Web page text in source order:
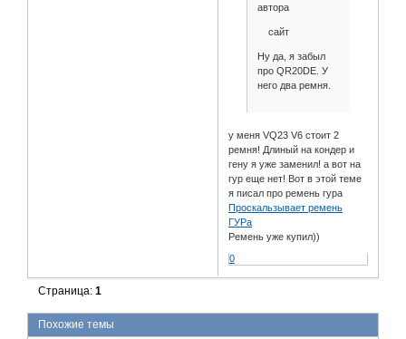
автора
сайт
Ну да, я забыл
про QR20DE. У
него два ремня.
у меня VQ23 V6 стоит 2
ремня! Длиный на кондер и
гену я уже заменил! а вот на
гур еще нет! Вот в этой теме
я писал про ремень гура
Проскальзывает ремень
ГУРа
Ремень уже купил))
0
Страница:1
Похожие темы